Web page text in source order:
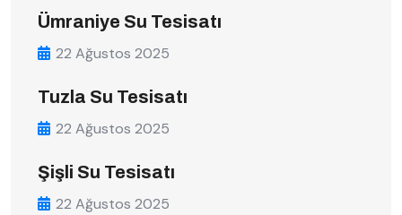
Ümraniye Su Tesisatı
22 Ağustos 2025
Tuzla Su Tesisatı
22 Ağustos 2025
Şişli Su Tesisatı
22 Ağustos 2025